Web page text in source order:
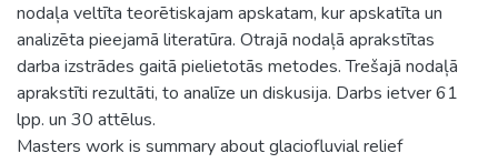
nodaļa veltīta teorētiskajam apskatam, kur apskatīta un
analizēta pieejamā literatūra. Otrajā nodaļā aprakstītas
darba izstrādes gaitā pielietotās metodes. Trešajā nodaļā
aprakstīti rezultāti, to analīze un diskusija. Darbs ietver 61
lpp. un 30 attēlus.
Masters work is summary about glaciofluvial relief